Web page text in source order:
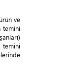
ve
temini
temini